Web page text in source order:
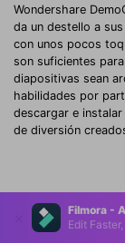
Filmora -
Edit
Wondershare
da un destello a
con unos pocos
son suficientes
diapositivas sean
habilidades por
descargar e
de diversión